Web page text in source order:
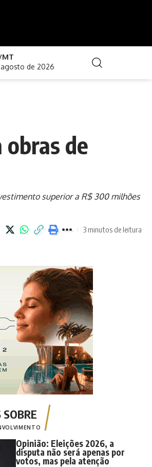
de 2026
obras de
superior a R$ 300 milhões
3 minutos de leitura
Opinião: Eleições 2026, a
disputa não será apenas por
votos, mas pela atenção